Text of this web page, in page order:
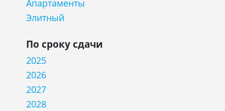
Апартаменты
Элитный
По сроку сдачи
2025
2026
2027
2028